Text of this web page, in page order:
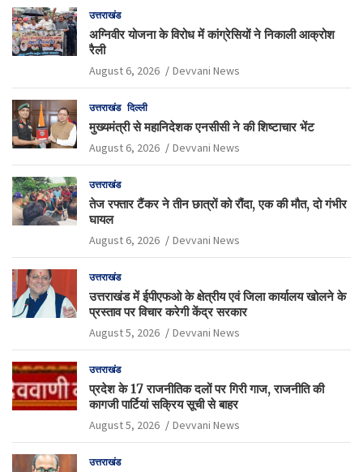
उत्तराखंड
अग्निवीर योजना के विरोध में कांग्रेसियों ने निकाली आक्रोश
रैली
August 6, 2026 Devvani News
उत्तराखंड दिल्ली
मुख्यमंत्री से महानिदेशक एनसीसी ने की शिष्टाचार भेंट
August 6, 2026 Devvani News
उत्तराखंड
तेज रफ्तार टैंकर ने तीन छात्रों को रौंदा, एक की मौत, दो गंभीर
घायल
August 6, 2026 Devvani News
उत्तराखंड
उत्तराखंड में ईपीएफओ के क्षेत्रीय एवं जिला कार्यालय खोलने के
प्रस्ताव पर विचार करेगी केंद्र सरकार
August 5, 2026 Devvani News
उत्तराखंड
प्रदेश के 17 राजनीतिक दलों पर गिरी गाज, राजनीति की
कागजी पार्टियां सक्रिय सूची से बाहर
August 5, 2026 Devvani News
उत्तराखंड